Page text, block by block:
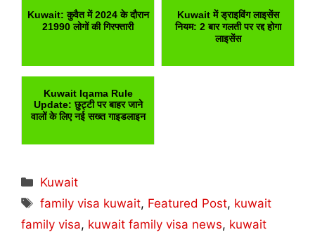
Kuwait: कुवैत में 2024 के दौरान
21990 लोगों की गिरफ्तारी
Kuwait में ड्राइविंग लाइसेंस
नियम: 2 बार गलती पर रद्द होगा
लाइसेंस
Kuwait Iqama Rule
Update: छुट्टी पर बाहर जाने
वालों के लिए नई सख्त गाइडलाइन
Categories
Kuwait
Tags
family visa kuwait, Featured Post, kuwait
family visa, kuwait family visa news, kuwait